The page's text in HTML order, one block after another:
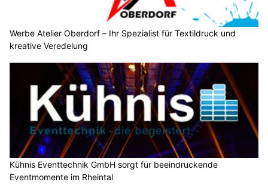
Werbe Atelier Oberdorf – Ihr Spezialist für Textildruck und
kreative Veredelung
Kühnis Eventtechnik GmbH sorgt für beeindruckende
Eventmomente im Rheintal